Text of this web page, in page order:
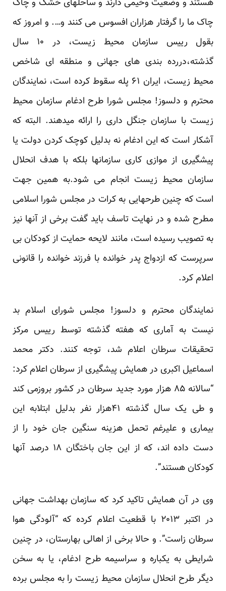
هستند و وضعیت وخیمی دارند و ساحلهای خشک و چاک
چاک ما را گرفتار هزاران افسوس می کنند و…. و امروز که
بقول رییس سازمان محیط زیست، در ۱۰ سال
گذشته،دررده بندی های جهانی و منطقه ای شاخص
محیط زیست، ایران ۶۱ پله سقوط کرده است، نمایندگان
محترم و دلسوز! مجلس شورا طرح ادغام سازمان محیط
زیست با سازمان جنگل داری را ارائه میدهند. البته که
آشکار است که این ادغام نه بدلیل کوچک کردن دولت یا
پیشگیری از موازی کاری سازمانها بلکه با هدف انحلال
سازمان محیط زیست انجام می شود.به همین جهت
است که چنین طرحهایی به کرات در مجلس شورا اسلامی
مطرح شده و در نهایت تاسف باید گفت برخی از آنها نیز
به تصویب رسیده است، مانند لایحه حمایت از کودکان بی
سرپرست که ازدواج پدر خوانده با فرزند خوانده را قانونی
اعلام کرد.
نمایندگان محترم و دلسوز! مجلس شورای اسلام بد
نیست به آماری که هفته گذشته توسط رییس مرکز
تحقیقات سرطان اعلام شد، توجه کنند. دکتر محمد
اسماعیل اکبری در همایش پیشگیری از سرطان اعلام کرد:
“سالانه ۸۵ هزار مورد جدید سرطان در کشور بروزمی کند
و طی یک سال گذشته ۴۱هزار نفر بدلیل ابتلابه این
بیماری و علیرغم تحمل هزینه سنگین جان خود را از
دست داده اند، که از این جان باختگان ۱۸ درصد آنها
کودکان هستند”.
وی در آن همایش تاکید کرد که سازمان بهداشت جهانی
در اکتبر ۲۰۱۳ با قطعیت اعلام کرده که “آلودگی هوا
سرطان زاست”. و حالا برخی از اهالی بهارستان، در چنین
شرایطی به یکباره و سراسیمه طرح ادغام، یا به سخن
دیگر طرح انحلال سازمان محیط زیست را به مجلس برده